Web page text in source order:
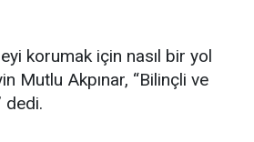
korumak için nasıl bir yol
Mutlu Akpınar, “Bilinçli ve
dedi.